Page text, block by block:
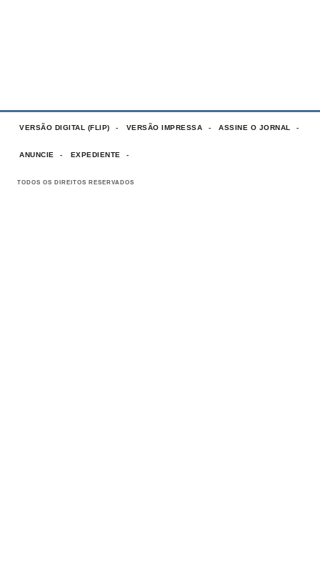
VERSÃO DIGITAL (FLIP) VERSÃO IMPRESSA ASSINE O JORNAL
ANUNCIE EXPEDIENTE
TODOS OS DIREITOS RESERVADOS